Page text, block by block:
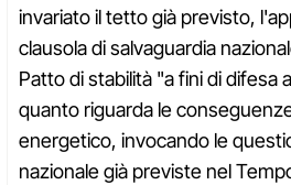
invariato il tetto già previsto,
clausola di salvaguardia
Patto di stabilità "a fini di difesa
quanto riguarda le
energetico, invocando le
nazionale già previste nel